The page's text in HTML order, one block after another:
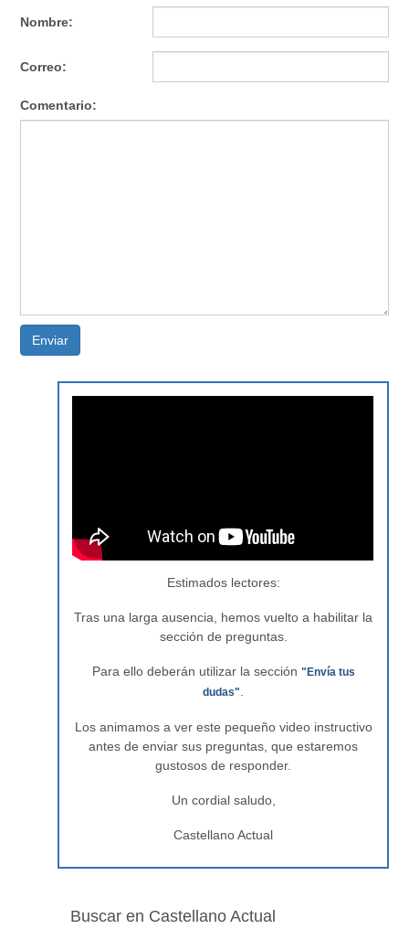
Nombre:
Correo:
Comentario:
Enviar
Estimados lectores:
Tras una larga ausencia, hemos vuelto a habilitar la
sección de preguntas.
Para ello deberán utilizar la sección "Envía tus
dudas"
Los animamos a ver este pequeño video instructivo
antes de enviar sus preguntas, que estaremos
gustosos de responder.
Un cordial saludo,
Castellano Actual
Buscar en Castellano Actual